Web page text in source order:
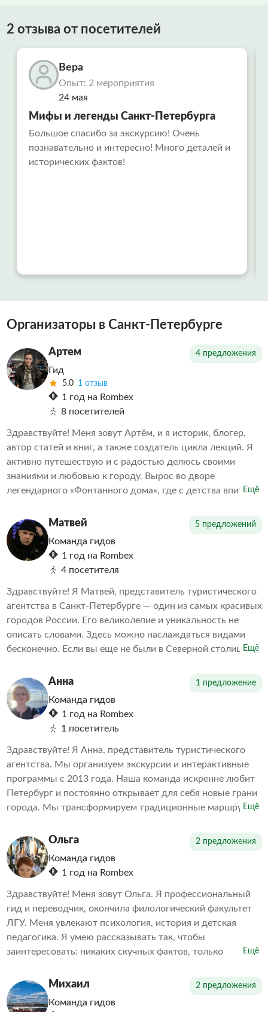
2 отзыва от посетителей
Вера
Опыт: 2 мероприятия
24 мая
Мифы и легенды Санкт-Петербурга
Большое спасибо за экскурсию! Очень
познавательно и интересно! Много деталей и
исторических фактов!
Организаторы в Санкт-Петербурге
Артем 4 предложения
Гид
5.0 1 отзыв
1 год на Rombex
8 посетителей
Здравствуйте! Меня зовут Артём, и я историк, блогер,
автор статей и книг, а также создатель цикла лекций. Я
активно путешествую и с радостью делюсь своими
знаниями и любовью к городу. Вырос во дворе
легендарного «Фонтанного дома», где с детства впитал
передаю эту любовь и свои знания всем, кто
интересуется историей и культурой нашего прекрасного
города.
Ещё
Матвей 5 предложений
Команда гидов
1 год на Rombex
4 посетителя
Здравствуйте! Я Матвей, представитель туристического
агентства в Санкт-Петербурге — один из самых красивых
городов России. Его великолепие и уникальность не
описать словами. Здесь можно наслаждаться видами
бесконечно. Если вы еще не были в Северной столице
уникальную возможность познакомиться с главными
достопримечательностями Санкт-Петербурга.
Ещё
Анна 1 предложение
Команда гидов
1 год на Rombex
1 посетитель
Здравствуйте! Я Анна, представитель туристического
агентства. Мы организуем экскурсии и интерактивные
программы с 2013 года. Наша команда искренне любит
Петербург и постоянно открывает для себя новые грани
города. Мы трансформируем традиционные маршруты,
Наша цель — объединить игру и образование. За годы
работы мы убедились, что интерактивные туры с играми
и викторинами интересны не только детям, но и
взрослым.
Ещё
Ольга 2 предложения
Команда гидов
1 год на Rombex
Здравствуйте! Меня зовут Ольга. Я профессиональный
гид и переводчик, окончила филологический факультет
ЛГУ. Меня увлекают психология, история и детская
педагогика. Я умею рассказывать так, чтобы
заинтересовать: никаких скучных фактов, только
прошлого помогает лучше осознать настоящее.
Ещё
Михаил 2 предложения
Команда гидов